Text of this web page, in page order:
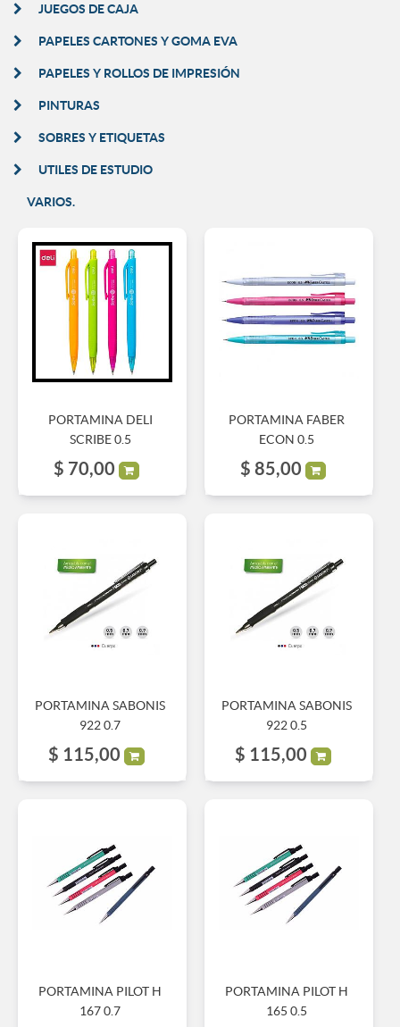
JUEGOS DE CAJA
PAPELES CARTONES Y GOMA EVA
PAPELES Y ROLLOS DE IMPRESIÓN
PINTURAS
SOBRES Y ETIQUETAS
UTILES DE ESTUDIO
VARIOS.
PORTAMINA DELI
SCRIBE 0.5
$ 70,00
PORTAMINA FABER
ECON 0.5
$ 85,00
PORTAMINA SABONIS
922 0.7
$ 115,00
PORTAMINA SABONIS
922 0.5
$ 115,00
PORTAMINA PILOT H
167 0.7
PORTAMINA PILOT H
165 0.5